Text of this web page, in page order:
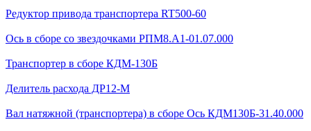
Редуктор привода транспортера RT500-60
Ось в сборе со звездочками РПМ8.А1-01.07.000
Транспортер в сборе КДМ-130Б
Делитель расхода ДР12-М
Вал натяжной (транспортера) в сборе Ось КДМ130Б-31.40.000